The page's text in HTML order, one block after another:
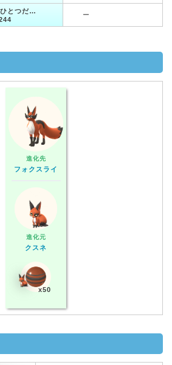
とつだ…
ー
進化先
フォクスライ
進化元
クスネ
x50